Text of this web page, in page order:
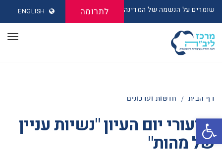
פתח סרגל נגישות
שומרים על הנשמה של המדינה לתרומה ENGLISH
דף הבית / חדשות ועדכונים
שיעורי יום העיון "נשיות עניין
של מהות"